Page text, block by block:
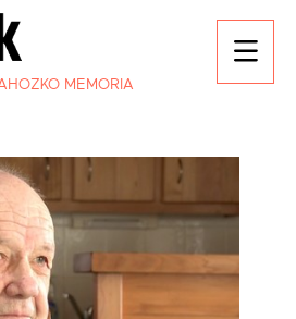
MEMORIA